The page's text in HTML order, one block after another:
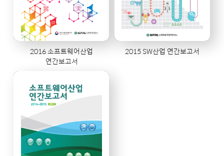
2016 소프트웨어산업
연간보고서
2015 SW산업 연간보고서